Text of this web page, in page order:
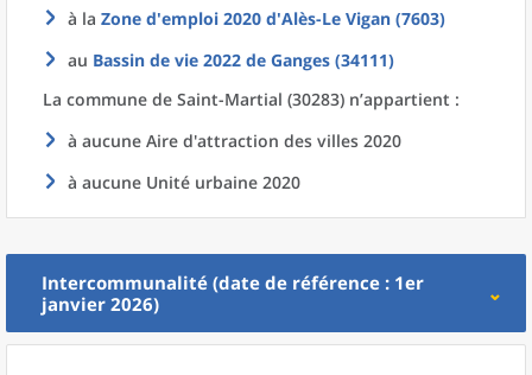
à la Zone d'emploi 2020 d'Alès-Le Vigan (7603)
au Bassin de vie 2022 de Ganges (34111)
La commune de Saint-Martial (30283) n’appartient :
à aucune Aire d'attraction des villes 2020
à aucune Unité urbaine 2020
Intercommunalité (date de référence : 1er
janvier 2026)